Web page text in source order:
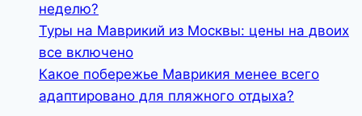
неделю?
Туры на Маврикий из Москвы: цены на двоих
все включено
Какое побережье Маврикия менее всего
адаптировано для пляжного отдыха?